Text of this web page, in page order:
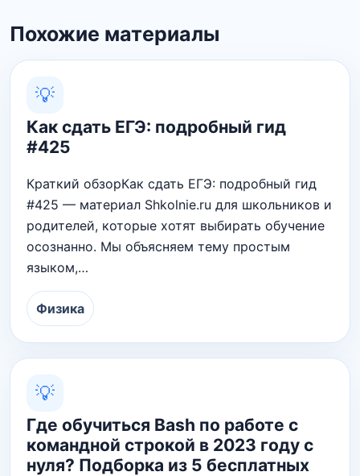
Похожие материалы
💡
Как сдать ЕГЭ: подробный гид
#425
Краткий обзорКак сдать ЕГЭ: подробный гид
#425 — материал Shkolnie.ru для школьников и
родителей, которые хотят выбирать обучение
осознанно. Мы объясняем тему простым
языком,…
Физика
💡
Где обучиться Bash по работе с
командной строкой в 2023 году с
нуля? Подборка из 5 бесплатных